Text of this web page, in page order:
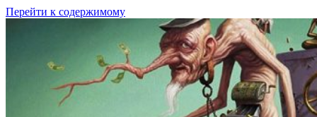
Перейти к содержимому